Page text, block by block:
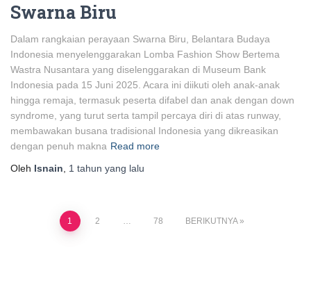
Swarna Biru
Dalam rangkaian perayaan Swarna Biru, Belantara Budaya
Indonesia menyelenggarakan Lomba Fashion Show Bertema
Wastra Nusantara yang diselenggarakan di Museum Bank
Indonesia pada 15 Juni 2025. Acara ini diikuti oleh anak-anak
hingga remaja, termasuk peserta difabel dan anak dengan down
syndrome, yang turut serta tampil percaya diri di atas runway,
membawakan busana tradisional Indonesia yang dikreasikan
dengan penuh makna Read more
Oleh Isnain 1 tahun yang lalu
Paginasi
1 2 … 78 BERIKUTNYA